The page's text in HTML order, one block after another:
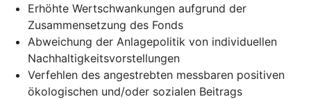
Erhöhte Wertschwankungen aufgrund der
Zusammensetzung des Fonds
Abweichung der Anlagepolitik von individuellen
Nachhaltigkeitsvorstellungen
Verfehlen des angestrebten messbaren positiven
ökologischen und/oder sozialen Beitrags